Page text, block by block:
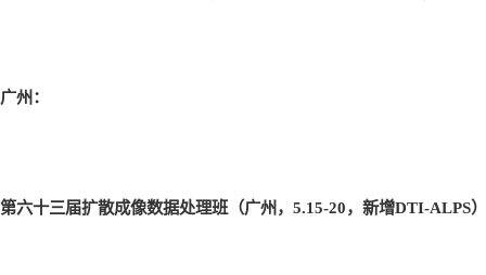
广州：
第六十三届扩散成像数据处理班（广州，5.15-20，新增DTI-ALPS）